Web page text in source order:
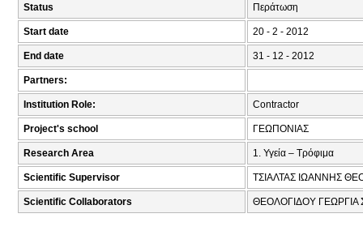
Status Περάτωση
Start date 20 - 2 - 2012
End date 31 - 12 - 2012
Partners:
Institution Role: Contractor
Project's school ΓΕΩΠΟΝΙΑΣ
Research Area 1. Υγεία – Τρόφιμα
Scientific Supervisor ΤΣΙΑΛΤΑΣ ΙΩΑΝΝΗΣ
Scientific Collaborators ΘΕΟΛΟΓΙΔΟΥ ΓΕΩΡΓΙΑ